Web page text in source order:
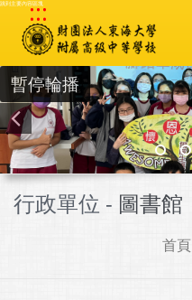
跳到主要內容區塊
:::
暫停輪播
行政單位 - 圖書館
首頁